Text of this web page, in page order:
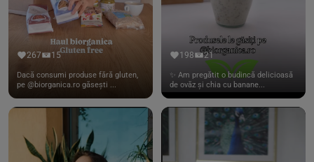
267 15
Dacă consumi produse fără gluten,
pe @biorganica.ro găsești ...
198 21
✨ Am pregătit o budincă delicioasă
de ovăz și chia cu banane...